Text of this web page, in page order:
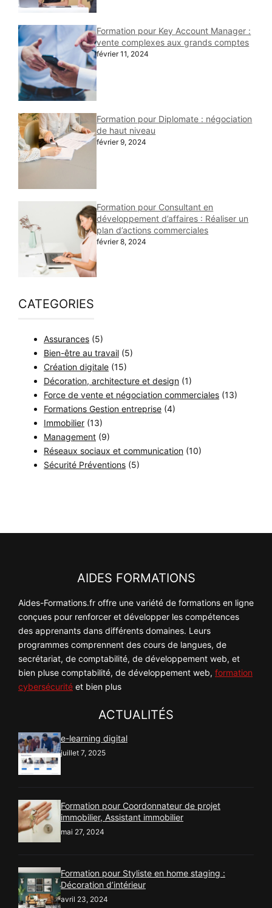
Formation pour Key Account Manager :
vente complexes aux grands comptes
février 11, 2024
Formation pour Diplomate : négociation
de haut niveau
février 9, 2024
Formation pour Consultant en
développement d’affaires : Réaliser un
plan d’actions commerciales
février 8, 2024
CATEGORIES
Assurances (5)
Bien-être au travail (5)
Création digitale (15)
Décoration, architecture et design (1)
Force de vente et négociation commerciales (13)
Formations Gestion entreprise (4)
Immobilier (13)
Management (9)
Réseaux sociaux et communication (10)
Sécurité Préventions (5)
AIDES FORMATIONS
Aides-Formations.fr offre une variété de formations en ligne
conçues pour renforcer et développer les compétences
des apprenants dans différents domaines. Leurs
programmes comprennent des cours de langues, de
secrétariat, de comptabilité, de développement web, et
bien pluse comptabilité, de développement web, formation
cybersécurité et bien plus
ACTUALITÉS
e-learning digital
juillet 7, 2025
Formation pour Coordonnateur de projet
immobilier, Assistant immobilier
mai 27, 2024
Formation pour Styliste en home staging :
Décoration d’intérieur
avril 23, 2024